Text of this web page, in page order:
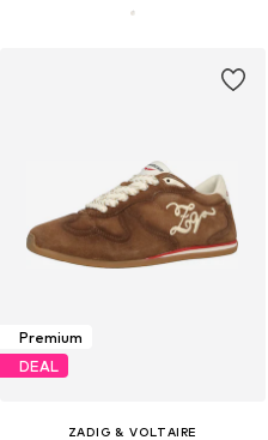
Premium
DEAL
ZADIG & VOLTAIRE